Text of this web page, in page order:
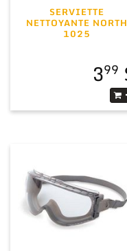
SERVIETTE
NETTOYANTE NORTH
1025
399